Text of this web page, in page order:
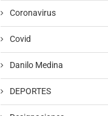
Coronavirus
Covid
Danilo Medina
DEPORTES